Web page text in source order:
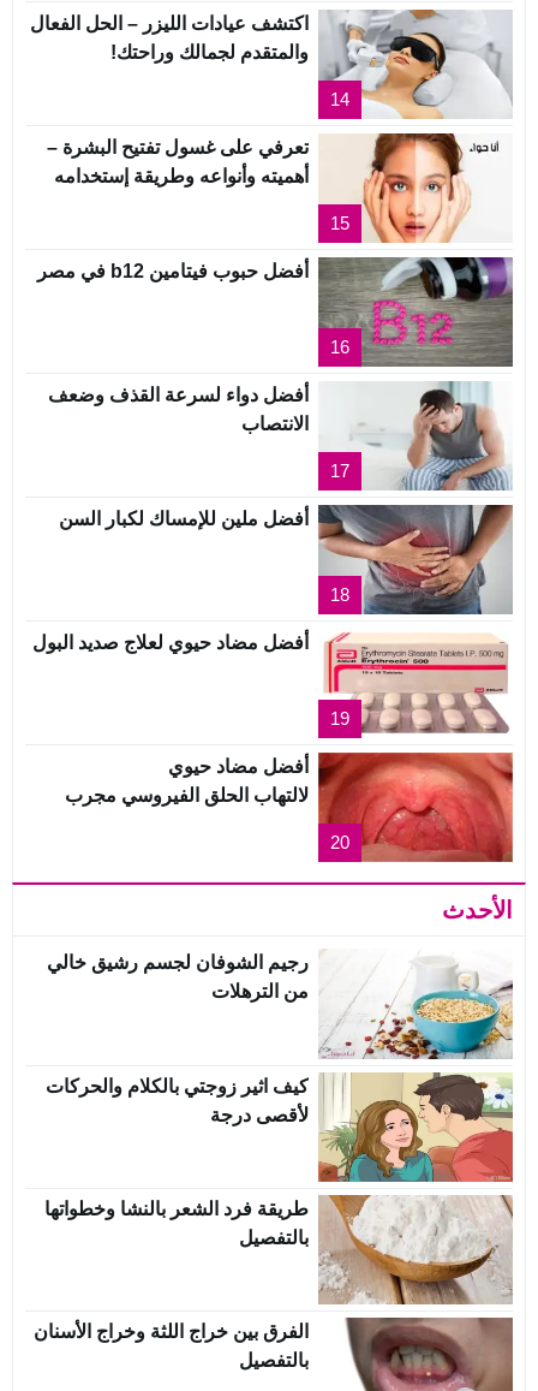
14
اكتشف عيادات الليزر – الحل الفعال
والمتقدم لجمالك وراحتك!
15
تعرفي على غسول تفتيح البشرة –
أهميته وأنواعه وطريقة إستخدامه
16
أفضل حبوب فيتامين b12 في مصر
17
أفضل دواء لسرعة القذف وضعف
الانتصاب
18
أفضل ملين للإمساك لكبار السن
19
أفضل مضاد حيوي لعلاج صديد البول
20
أفضل مضاد حيوي
لالتهاب الحلق الفيروسي مجرب
الأحدث
رجيم الشوفان لجسم رشيق خالي
من الترهلات
كيف اثير زوجتي بالكلام والحركات
لأقصى درجة
طريقة فرد الشعر بالنشا وخطواتها
بالتفصيل
الفرق بين خراج اللثة وخراج الأسنان
بالتفصيل